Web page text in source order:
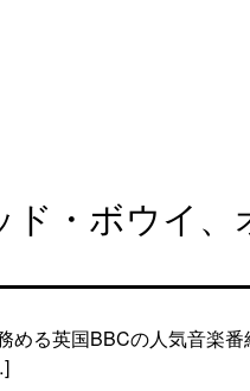
・ボウイ、
る英国BBCの人気音楽